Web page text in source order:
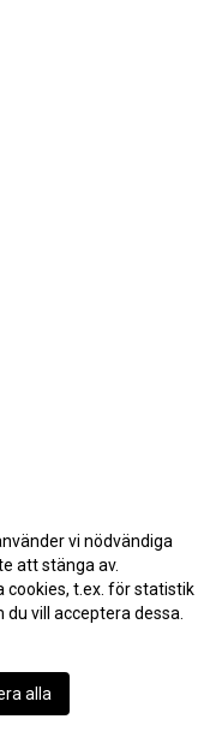
vi nödvändiga
att stänga av.
cookies, t.ex. för statistik
vill acceptera dessa.
alla